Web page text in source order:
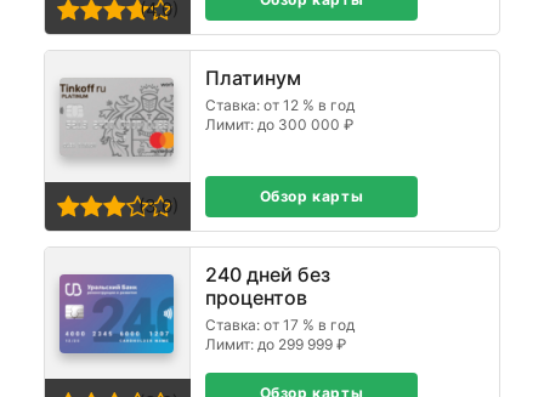
(4,0)
Платинум
Ставка: от 12 % в год
Лимит: до 300 000 ₽
(3,0) Обзор карты
240 дней без
процентов
Ставка: от 17 % в год
Лимит: до 299 999 ₽
Обзор карты